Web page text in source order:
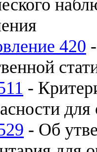
420
-
- Об